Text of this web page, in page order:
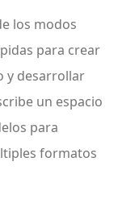
los modos
para crear
y desarrollar
un espacio
para
formatos